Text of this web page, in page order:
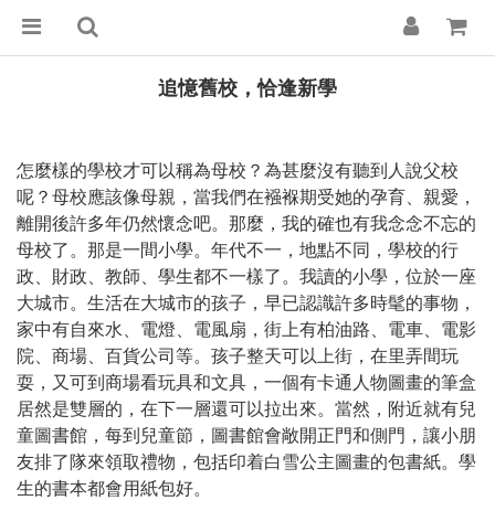
追憶舊校，恰逢新學
怎麼樣的學校才可以稱為母校？為甚麼沒有聽到人說父校
呢？母校應該像母親，當我們在襁褓期受她的孕育、親愛，
離開後許多年仍然懷念吧。那麼，我的確也有我念念不忘的
母校了。那是一間小學。年代不一，地點不同，學校的行
政、財政、教師、學生都不一樣了。我讀的小學，位於一座
大城市。生活在大城市的孩子，早已認識許多時髦的事物，
家中有自來水、電燈、電風扇，街上有柏油路、電車、電影
院、商場、百貨公司等。孩子整天可以上街，在里弄間玩
耍，又可到商場看玩具和文具，一個有卡通人物圖畫的筆盒
居然是雙層的，在下一層還可以拉出來。當然，附近就有兒
童圖書館，每到兒童節，圖書館會敞開正門和側門，讓小朋
友排了隊來領取禮物，包括印着白雪公主圖畫的包書紙。學
生的書本都會用紙包好。